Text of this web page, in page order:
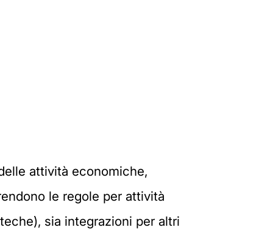
attività economiche,
le regole per attività
sia integrazioni per altri